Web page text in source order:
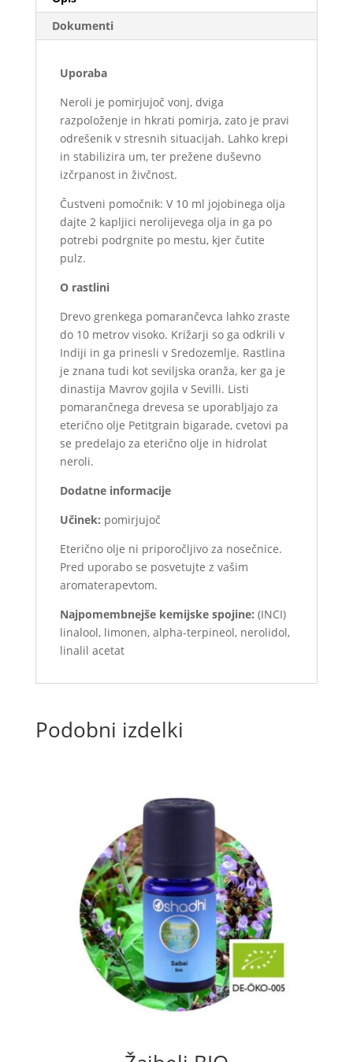
Dokumenti
Uporaba
Neroli je pomirjujoč vonj, dviga
razpoloženje in hkrati pomirja, zato je pravi
odrešenik v stresnih situacijah. Lahko krepi
in stabilizira um, ter prežene duševno
izčrpanost in živčnost.
Čustveni pomočnik: V 10 ml jojobinega olja
dajte 2 kapljici nerolijevega olja in ga po
potrebi podrgnite po mestu, kjer čutite
pulz.
O rastlini
Drevo grenkega pomarančevca lahko zraste
do 10 metrov visoko. Križarji so ga odkrili v
Indiji in ga prinesli v Sredozemlje. Rastlina
je znana tudi kot seviljska oranža, ker ga je
dinastija Mavrov gojila v Sevilli. Listi
pomarančnega drevesa se uporabljajo za
eterično olje Petitgrain bigarade, cvetovi pa
se predelajo za eterično olje in hidrolat
neroli.
Dodatne informacije
Učinek: pomirjujoč
Eterično olje ni priporočljivo za nosečnice.
Pred uporabo se posvetujte z vašim
aromaterapevtom.
Najpomembnejše kemijske spojine: (INCI)
linalool, limonen, alpha-terpineol, nerolidol,
linalil acetat
Podobni izdelki